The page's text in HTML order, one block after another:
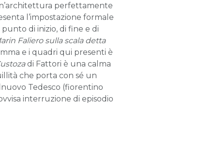
perfettamente
l’impostazione formale
di inizio, di fine e di
Faliero sulla scala detta
e i quadri qui presenti è
di Fattori è una calma
che porta con sé un
Tedesco (fiorentino
interruzione di episodio